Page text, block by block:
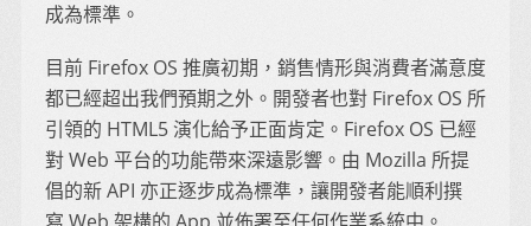
成為標準。
目前 Firefox OS 推廣初期，銷售情形與消費者滿意度
都已經超出我們預期之外。開發者也對 Firefox OS 所
引領的 HTML5 演化給予正面肯定。Firefox OS 已經
對 Web 平台的功能帶來深遠影響。由 Mozilla 所提
倡的新 API 亦正逐步成為標準，讓開發者能順利撰